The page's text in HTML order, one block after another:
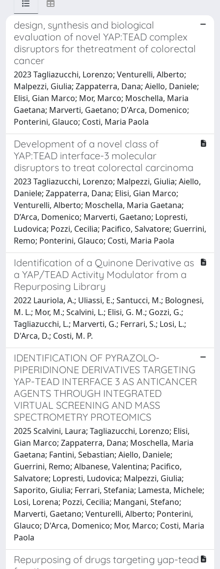
design, synthesis and biological
evaluation of novel YAP:TEAD complex
disruptors for thetreatment of colorectal
cancer
2023 Tagliazucchi, Lorenzo; Venturelli, Alberto;
Malpezzi, Giulia; Zappaterra, Dana; Aiello, Daniele;
Elisi, Gian Marco; Mor, Marco; Moschella, Maria
Gaetana; Marverti, Gaetano; D'Arca, Domenico;
Ponterini, Glauco; Costi, Maria Paola
Development of a novel class of
YAP:TEAD interface-3 molecular
disruptors to treat colorectal carcinoma
2023 Tagliazucchi, Lorenzo; Malpezzi, Giulia; Aiello,
Daniele; Zappaterra, Dana; Elisi, Gian Marco;
Venturelli, Alberto; Moschella, Maria Gaetana;
D’Arca, Domenico; Marverti, Gaetano; Lopresti,
Ludovica; Pozzi, Cecilia; Pacifico, Salvatore; Guerrini,
Remo; Ponterini, Glauco; Costi, Maria Paola
Identification of a Quinone Derivative as
a YAP/TEAD Activity Modulator from a
Repurposing Library
2022 Lauriola, A.; Uliassi, E.; Santucci, M.; Bolognesi,
M. L.; Mor, M.; Scalvini, L.; Elisi, G. M.; Gozzi, G.;
Tagliazucchi, L.; Marverti, G.; Ferrari, S.; Losi, L.;
D'Arca, D.; Costi, M. P.
IDENTIFICATION OF PYRAZOLO-
PIPERIDINONE DERIVATIVES TARGETING
YAP-TEAD INTERFACE 3 AS ANTICANCER
AGENTS THROUGH INTEGRATED
VIRTUAL SCREENING AND MASS
SPECTROMETRY PROTEOMICS
2025 Scalvini, Laura; Tagliazucchi, Lorenzo; Elisi,
Gian Marco; Zappaterra, Dana; Moschella, Maria
Gaetana; Fantini, Sebastian; Aiello, Daniele;
Guerrini, Remo; Albanese, Valentina; Pacifico,
Salvatore; Lopresti, Ludovica; Malpezzi, Giulia;
Saporito, Giulia; Ferrari, Stefania; Lamesta, Michele;
Losi, Lorena; Pozzi, Cecilia; Mangani, Stefano;
Marverti, Gaetano; Venturelli, Alberto; Ponterini,
Glauco; D'Arca, Domenico; Mor, Marco; Costi, Maria
Paola
Repurposing of drugs targeting yap-tead